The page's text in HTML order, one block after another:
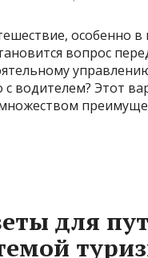
особенно
вопрос
водителем? Этот
для